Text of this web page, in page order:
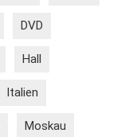
DVD
Hall
Italien
Moskau